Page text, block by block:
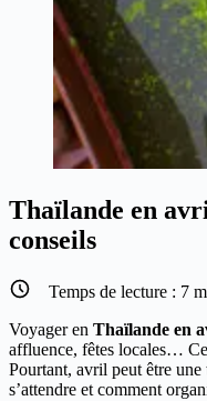
Thaïlande en
conseils
Temps de lecture : 7
Voyager en Thaïlande en
affluence, fêtes locales…
Pourtant, avril peut être une
s’attendre et comment